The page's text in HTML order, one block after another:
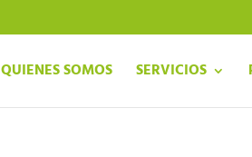
QUIENES SOMOS SERVICIOS